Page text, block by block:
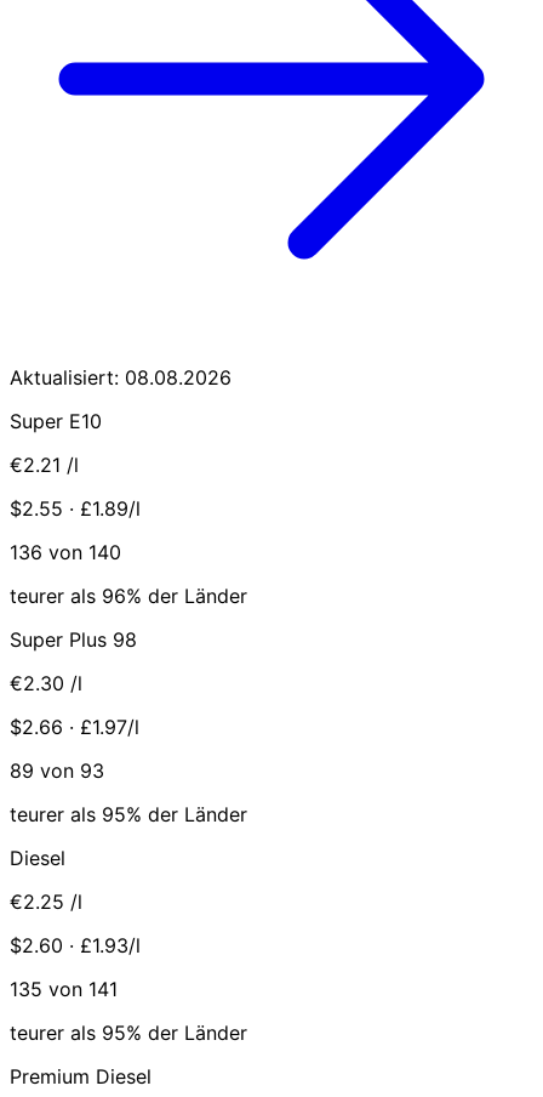
Aktualisiert: 08.08.2026
Super E10
€2.21 /l
$2.55 · £1.89/l
136 von 140
teurer als 96% der Länder
Super Plus 98
€2.30 /l
$2.66 · £1.97/l
89 von 93
teurer als 95% der Länder
Diesel
€2.25 /l
$2.60 · £1.93/l
135 von 141
teurer als 95% der Länder
Premium Diesel